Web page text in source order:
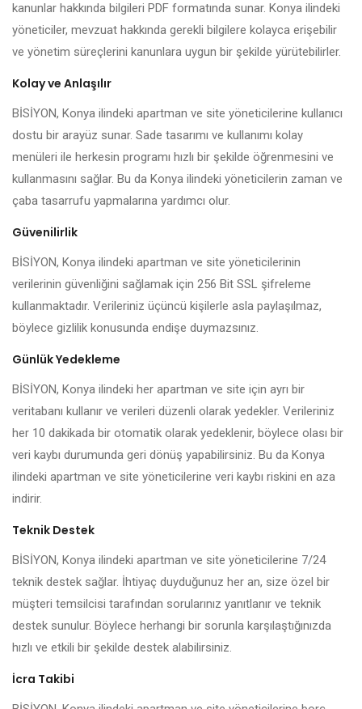
kanunlar hakkında bilgileri PDF formatında sunar. Konya ilindeki
yöneticiler, mevzuat hakkında gerekli bilgilere kolayca erişebilir
ve yönetim süreçlerini kanunlara uygun bir şekilde yürütebilirler.
Kolay ve Anlaşılır
BİSİYON, Konya ilindeki apartman ve site yöneticilerine kullanıcı
dostu bir arayüz sunar. Sade tasarımı ve kullanımı kolay
menüleri ile herkesin programı hızlı bir şekilde öğrenmesini ve
kullanmasını sağlar. Bu da Konya ilindeki yöneticilerin zaman ve
çaba tasarrufu yapmalarına yardımcı olur.
Güvenilirlik
BİSİYON, Konya ilindeki apartman ve site yöneticilerinin
verilerinin güvenliğini sağlamak için 256 Bit SSL şifreleme
kullanmaktadır. Verileriniz üçüncü kişilerle asla paylaşılmaz,
böylece gizlilik konusunda endişe duymazsınız.
Günlük Yedekleme
BİSİYON, Konya ilindeki her apartman ve site için ayrı bir
veritabanı kullanır ve verileri düzenli olarak yedekler. Verileriniz
her 10 dakikada bir otomatik olarak yedeklenir, böylece olası bir
veri kaybı durumunda geri dönüş yapabilirsiniz. Bu da Konya
ilindeki apartman ve site yöneticilerine veri kaybı riskini en aza
indirir.
Teknik Destek
BİSİYON, Konya ilindeki apartman ve site yöneticilerine 7/24
teknik destek sağlar. İhtiyaç duyduğunuz her an, size özel bir
müşteri temsilcisi tarafından sorularınız yanıtlanır ve teknik
destek sunulur. Böylece herhangi bir sorunla karşılaştığınızda
hızlı ve etkili bir şekilde destek alabilirsiniz.
İcra Takibi